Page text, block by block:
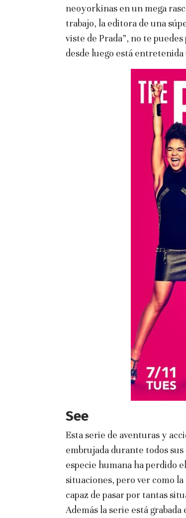
neoyorkinas en un mega
trabajo, la editora de una
viste de Prada”, no te
desde luego está
See
Esta serie de aventuras y
embrujada durante todos
especie humana ha perdido
situaciones, pero ver como
capaz de pasar por tantas
Además la serie está